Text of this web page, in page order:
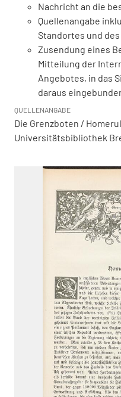
Nachricht an die
Quellenangabe
Standortes und
Zusendung eines
Mitteilung der
Angebotes, in das
daraus
QUELLENANGABE
Die Grenzboten /
Universitätsbibliothek